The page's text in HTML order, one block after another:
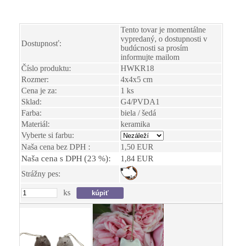
Dostupnosť:
Tento tovar je momentálne
vypredaný, o dostupnosti v
budúcnosti sa prosím
informujte mailom
Číslo produktu:
HWKR18
Rozmer:
4x4x5 cm
Cena je za:
1 ks
Sklad:
G4/PVDA1
Farba:
biela / šedá
Materiál:
keramika
Vyberte si farbu:
Naša cena bez DPH :
1,50 EUR
Naša cena s DPH (23 %):
1,84 EUR
Strážny pes:
ks